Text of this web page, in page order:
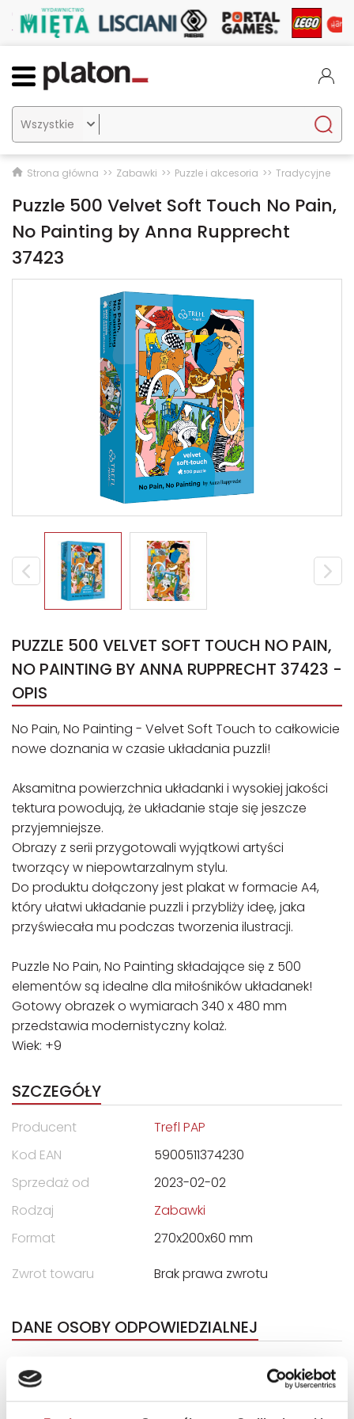

Strona główna Zabawki Puzzle i akcesoria Tradycyjne
Puzzle 500 Velvet Soft Touch No Pain,
No Painting by Anna Rupprecht
37423
PUZZLE 500 VELVET SOFT TOUCH NO PAIN,
NO PAINTING BY ANNA RUPPRECHT 37423 -
OPIS
No Pain, No Painting - Velvet Soft Touch to całkowicie
nowe doznania w czasie układania puzzli!
Aksamitna powierzchnia układanki i wysokiej jakości
tektura powodują, że układanie staje się jeszcze
przyjemniejsze.
Obrazy z serii przygotowali wyjątkowi artyści
tworzący w niepowtarzalnym stylu.
Do produktu dołączony jest plakat w formacie A4,
który ułatwi układanie puzzli i przybliży ideę, jaka
przyświecała mu podczas tworzenia ilustracji.
Puzzle No Pain, No Painting składające się z 500
elementów są idealne dla miłośników układanek!
Gotowy obrazek o wymiarach 340 x 480 mm
przedstawia modernistyczny kolaż.
Wiek: +9
SZCZEGÓŁY
Producent
Trefl PAP
Kod EAN
5900511374230
Sprzedaż od
2023-02-02
Rodzaj
Zabawki
Format
270x200x60 mm
Zwrot towaru
Brak prawa zwrotu
DANE OSOBY ODPOWIEDZIALNEJ
Ulica